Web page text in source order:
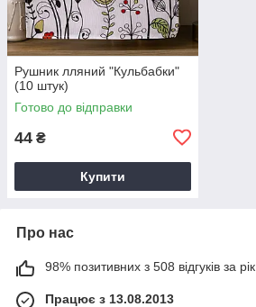
Рушник лляний "Кульбабки"
(10 штук)
Готово до відправки
44 ₴
Купити
Про нас
98% позитивних з 508 відгуків за рік
Працює з 13.08.2013